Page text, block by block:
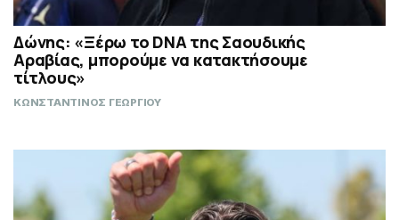
Δώνης: «Ξέρω το DNA της Σαουδικής
Αραβίας, μπορούμε να κατακτήσουμε
τίτλους»
ΚΩΝΣΤΑΝΤΙΝΟΣ ΓΕΩΡΓΙΟΥ